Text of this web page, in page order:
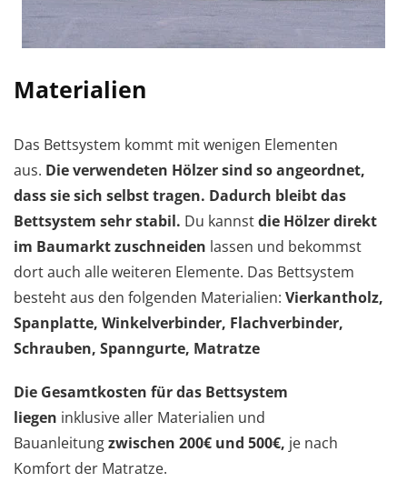
Materialien
Das Bettsystem kommt mit wenigen Elementen
aus. Die verwendeten Hölzer sind so angeordnet,
dass sie sich selbst tragen. Dadurch bleibt das
Bettsystem sehr stabil. Du kannstdie Hölzer direkt
im Baumarkt zuschneiden lassen und bekommst
dort auch alle weiteren Elemente. Das Bettsystem
besteht aus den folgenden Materialien: Vierkantholz,
Spanplatte, Winkelverbinder, Flachverbinder,
Schrauben, Spanngurte, Matratze
Die Gesamtkosten für das Bettsystem
liegen inklusive aller Materialien und
Bauanleitungzwischen 200€ und 500€, je nach
Komfort der Matratze.